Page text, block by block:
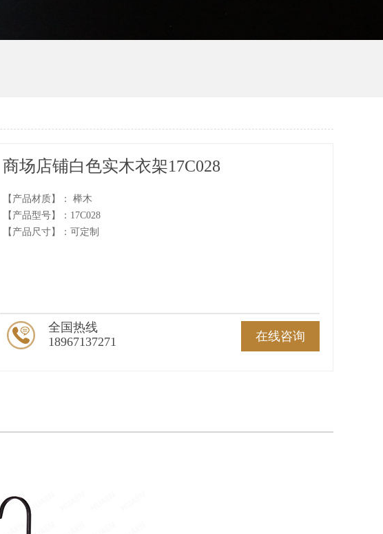
商场店铺白色实木衣架17C028
【产品材质】： 榉木
【产品型号】：17C028
【产品尺寸】：可定制
在线咨询
全国热线
18967137271